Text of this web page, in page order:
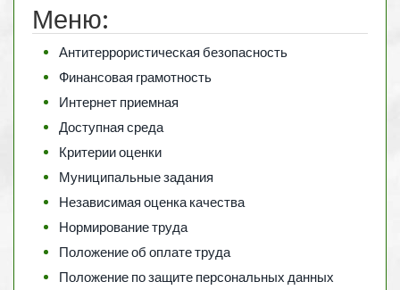
Меню:
Антитеррористическая безопасность
Финансовая грамотность
Интернет приемная
Доступная среда
Критерии оценки
Муниципальные задания
Независимая оценка качества
Нормирование труда
Положение об оплате труда
Положение по защите персональных данных